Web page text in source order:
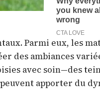
Parmi eux, les
des ambiances
avec soin—des
apporter du